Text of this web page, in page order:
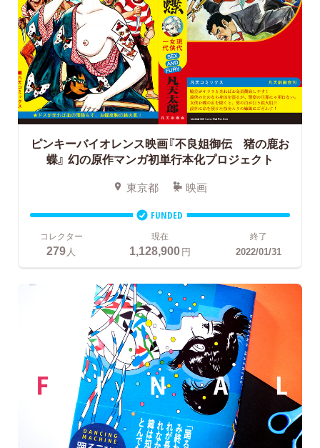
ピンキーバイオレンス映画『不良姐御伝 猪の鹿お
蝶』 幻の原作マンガ初単行本化プロジェクト
東京都 映画
FUNDED
コレクター
279人
現在
1,128,900円
終了
2022/01/31